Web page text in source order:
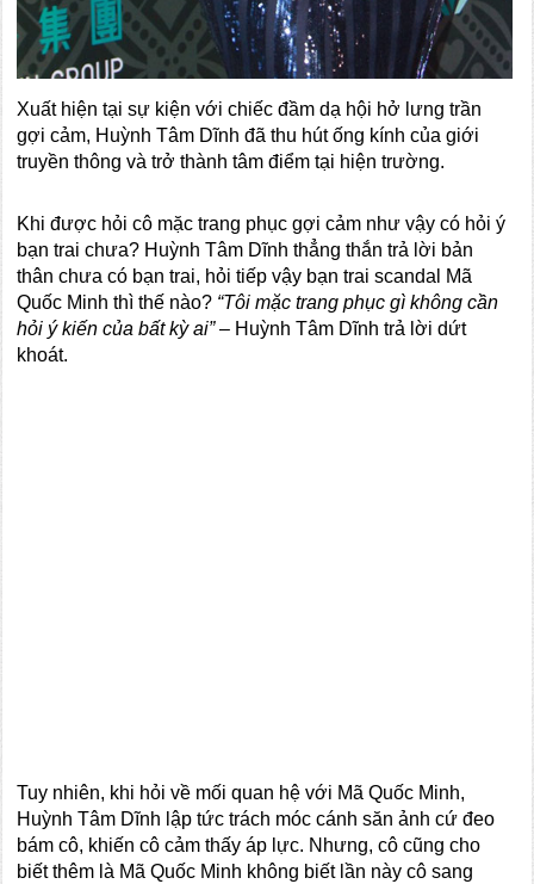
Xuất hiện tại sự kiện với chiếc đầm dạ hội hở lưng trần
gợi cảm, Huỳnh Tâm Dĩnh đã thu hút ống kính của giới
truyền thông và trở thành tâm điểm tại hiện trường.
Khi được hỏi cô mặc trang phục gợi cảm như vậy có hỏi ý
bạn trai chưa? Huỳnh Tâm Dĩnh thẳng thắn trả lời bản
thân chưa có bạn trai, hỏi tiếp vậy bạn trai scandal Mã
Quốc Minh thì thế nào? “Tôi mặc trang phục gì không cần
hỏi ý kiến của bất kỳ ai”– Huỳnh Tâm Dĩnh trả lời dứt
khoát.
Tuy nhiên, khi hỏi về mối quan hệ với Mã Quốc Minh,
Huỳnh Tâm Dĩnh lập tức trách móc cánh săn ảnh cứ đeo
bám cô, khiến cô cảm thấy áp lực. Nhưng, cô cũng cho
biết thêm là Mã Quốc Minh không biết lần này cô sang